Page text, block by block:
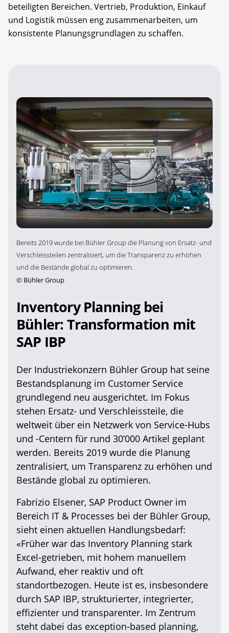
beteiligten Bereichen. Vertrieb, Produktion, Einkauf
und Logistik müssen eng zusammenarbeiten, um
konsistente Planungsgrundlagen zu schaffen.
Bereits 2019 wurde bei Bühler Group die Planung von Ersatz- und
Verschleissteilen zentralisiert, um die Transparenz zu erhöhen
und die Bestände global zu optimieren.
© Bühler Group
Inventory Planning bei
Bühler: Transformation mit
SAP IBP
Der Industriekonzern Bühler Group hat seine
Bestandsplanung im Customer Service
grundlegend neu ausgerichtet. Im Fokus
stehen Ersatz- und Verschleissteile, die
weltweit über ein Netzwerk von Service-Hubs
und -Centern für rund 30’000 Artikel geplant
werden. Bereits 2019 wurde die Planung
zentralisiert, um Transparenz zu erhöhen und
Bestände global zu optimieren.
Fabrizio Elsener, SAP Product Owner im
Bereich IT & Processes bei der Bühler Group,
sieht einen aktuellen Handlungsbedarf:
«Früher war das Inventory Planning stark
Excel-getrieben, mit hohem manuellem
Aufwand, eher reaktiv und oft
standortbezogen. Heute ist es, insbesondere
durch SAP IBP, strukturierter, integrierter,
effizienter und transparenter. Im Zentrum
steht dabei das exception-based planning,